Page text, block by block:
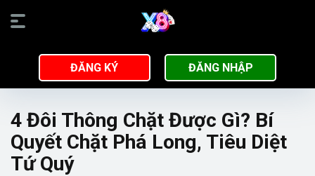
ĐĂNG KÝ ĐĂNG NHẬP
4 Đôi Thông Chặt Được Gì? Bí
Quyết Chặt Phá Long, Tiêu Diệt
Tứ Quý